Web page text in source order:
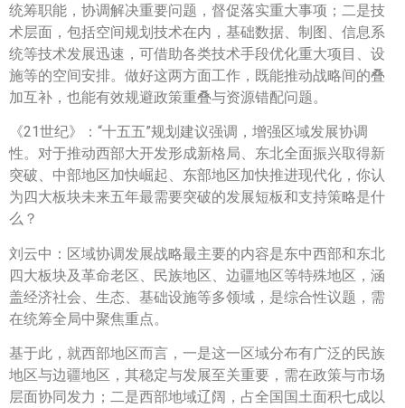
统筹职能，协调解决重要问题，督促落实重大事项；二是技
术层面，包括空间规划技术在内，基础数据、制图、信息系
统等技术发展迅速，可借助各类技术手段优化重大项目、设
施等的空间安排。做好这两方面工作，既能推动战略间的叠
加互补，也能有效规避政策重叠与资源错配问题。
《21世纪》：“十五五”规划建议强调，增强区域发展协调
性。对于推动西部大开发形成新格局、东北全面振兴取得新
突破、中部地区加快崛起、东部地区加快推进现代化，你认
为四大板块未来五年最需要突破的发展短板和支持策略是什
么？
刘云中：区域协调发展战略最主要的内容是东中西部和东北
四大板块及革命老区、民族地区、边疆地区等特殊地区，涵
盖经济社会、生态、基础设施等多领域，是综合性议题，需
在统筹全局中聚焦重点。
基于此，就西部地区而言，一是这一区域分布有广泛的民族
地区与边疆地区，其稳定与发展至关重要，需在政策与市场
层面协同发力；二是西部地域辽阔，占全国国土面积七成以